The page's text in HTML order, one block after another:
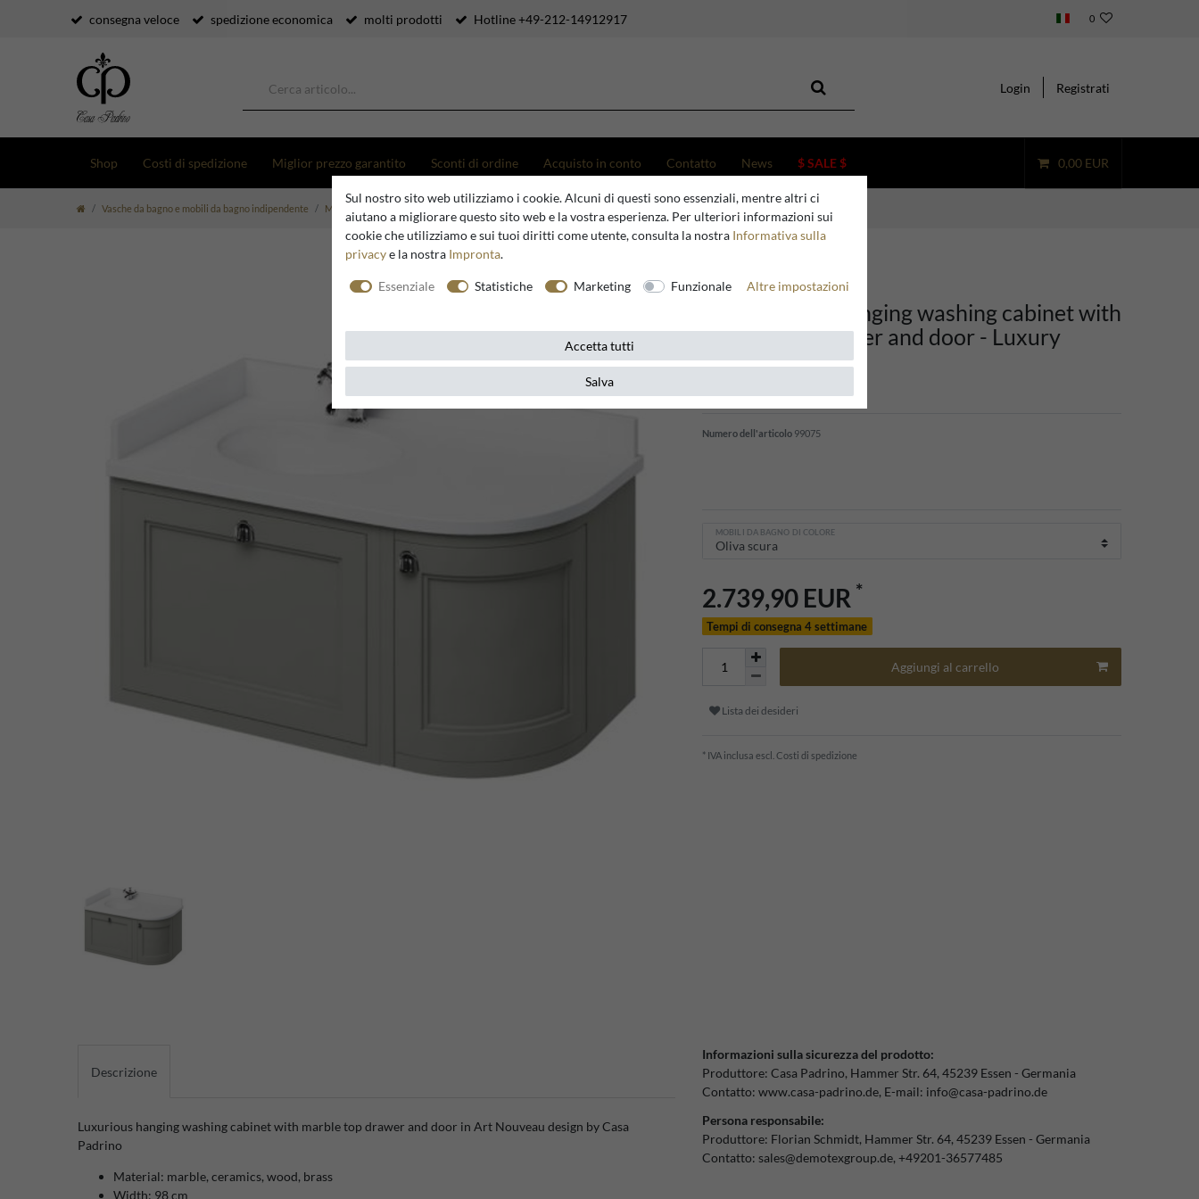
consegna veloce spedizione economica molti prodotti Hotline +49-212-14912917 0
Login Registrati
Shop Costi di spedizione Miglior prezzo garantito Sconti di ordine Acquisto in conto Contatto News $ SALE $ 0,00 EUR
Vasche da bagno e mobili da bagno indipendente Mobili da Bagno
Casa Padrino hanging washing cabinet with
marble top drawer and door - Luxury
Washbasin
Numero dell'articolo 99075
MOBILI DA BAGNO DI COLORE
2.739,90 EUR *
Tempi di consegna 4 settimane
Aggiungi al carrello
Lista dei desideri
* IVA inclusa escl. Costi di spedizione
Descrizione
Luxurious hanging washing cabinet with marble top drawer and door in Art Nouveau design by Casa
Padrino
Material: marble, ceramics, wood, brass
Width: 98 cm
Informazioni sulla sicurezza del prodotto:
Produttore: Casa Padrino Hammer Str. 64 45239 Essen
Germania
Contatto: www.casa-padrino.de E-mail: info@casa-padrino.de
Persona responsabile:
Produttore: Florian Schmidt Hammer Str. 64 45239 Essen
Germania
Contatto: sales@demotexgroup.de +49201-36577485
Sul nostro sito web utilizziamo i cookie. Alcuni di questi sono essenziali, mentre altri ci
aiutano a migliorare questo sito web e la vostra esperienza. Per ulteriori informazioni sui
cookie che utilizziamo e sui tuoi diritti come utente, consulta la nostra Informativa sulla
privacye la nostra Impronta.
Essenziale Statistiche Marketing Funzionale Altre impostazioni
Accetta tutti
Salva